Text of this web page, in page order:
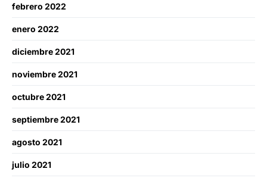
febrero 2022
enero 2022
diciembre 2021
noviembre 2021
octubre 2021
septiembre 2021
agosto 2021
julio 2021